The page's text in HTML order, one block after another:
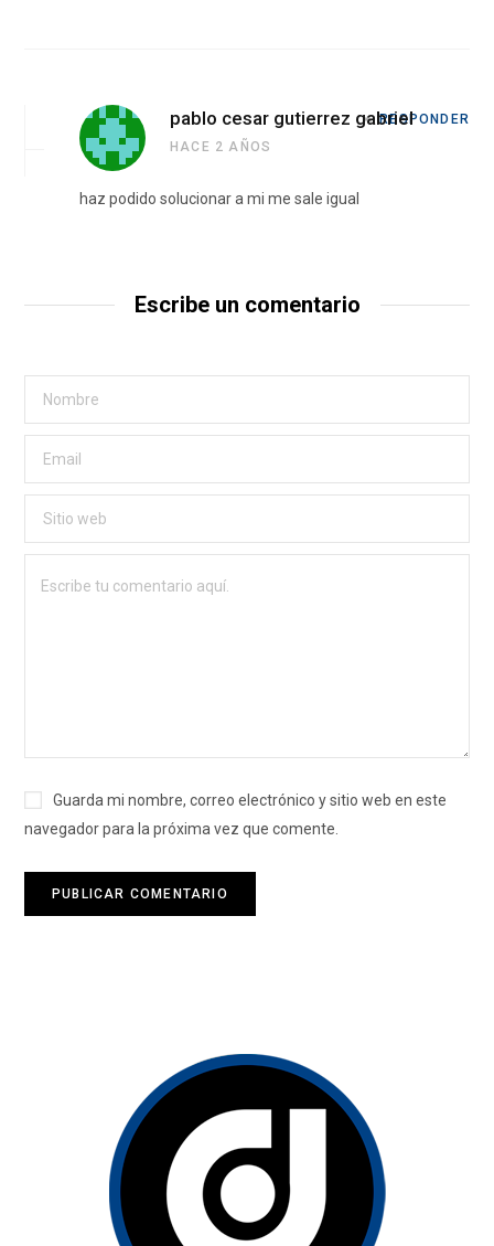
pablo cesar gutierrez gabriel
HACE 2 AÑOS
RESPONDER
haz podido solucionar a mi me sale igual
Escribe un comentario
Guarda mi nombre, correo electrónico y sitio web en este
navegador para la próxima vez que comente.